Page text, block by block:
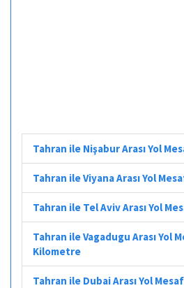
Tahran ile Nişabur Arası Yol
Tahran ile Viyana Arası Yol
Tahran ile Tel Aviv Arası Yol
Tahran ile Vagadugu Arası Yol
Kilometre
Tahran ile Dubai Arası Yol